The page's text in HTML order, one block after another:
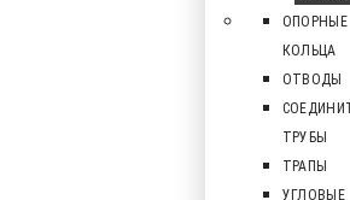
ОПОРНЫЕ
КОЛЬЦА
ОТВОДЫ
ТРУБЫ
ТРАПЫ
УГЛОВЫЕ